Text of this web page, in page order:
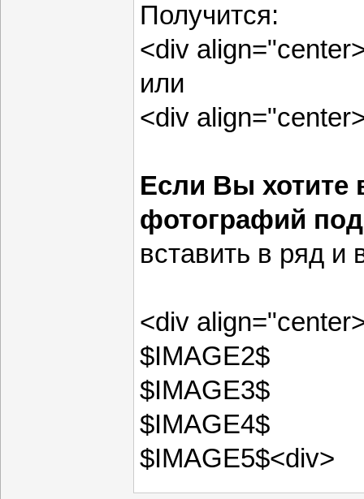
Получится:
<div
или
<div
Если Вы хотите
фотографий
вставить в ряд и
<div
$IMAGE2$
$IMAGE3$
$IMAGE4$
$IMAGE5$<div>